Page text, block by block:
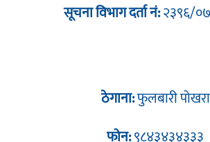
सूचना विभाग दर्ता नं:२३९६/
ठेगाना:फुलबारी पोखरा
फोन:९८४३४३४३३३